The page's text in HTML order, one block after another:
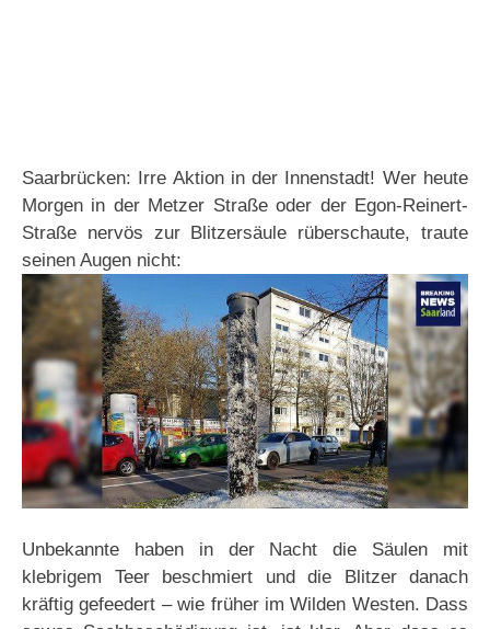
Saarbrücken: Irre Aktion in der Innenstadt! Wer heute
Morgen in der Metzer Straße oder der Egon-Reinert-
Straße nervös zur Blitzersäule rüberschaute, traute
seinen Augen nicht:
Unbekannte haben in der Nacht die Säulen mit
klebrigem Teer beschmiert und die Blitzer danach
kräftig gefeedert – wie früher im Wilden Westen. Dass